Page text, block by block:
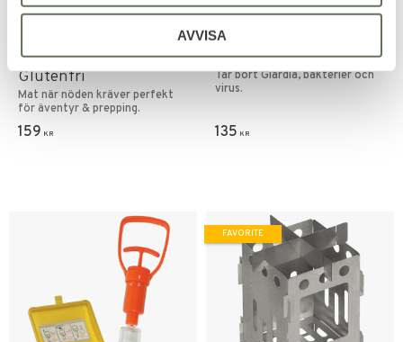
AVVISA
Add to favorites
Nödranson 500g
Glutenfri
Mat när nöden kräver perfekt
för äventyr & prepping.
159 KR
Add to favorites
Rengöringstabletter för
vatten
Tar bort Giardia, bakterier och
virus.
135 KR
FAVORITE